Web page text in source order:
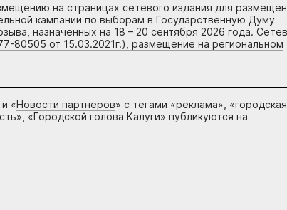
на страницах сетевого издания для
кампании по выборам в Государственную Думу
назначенных на 18 – 20 сентября 2026 года.
80505 от 15.03.2021г.), размещение на региональном
и «Новости партнеров» с тегами «реклама», «городская
«Городской голова Калуги» публикуются на